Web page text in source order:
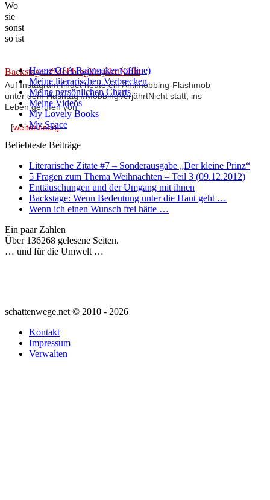
Backstage: #MobbingVerjährtNicht
Auf Instagram findet heute ein Antimobbing-Flashmob
unter dem Hashtag #MobbingVerjährtNicht statt, ins
Leben gerufen von
[weiterlesen]
Wo
sie
sonst
so ist
Home Of A Rainmaker (offline)
Meine literarischen Verbrechen
Meine persönlichen Charts
Meine Videos
My Lovely Books
My Space
Beliebteste Beiträge
Literarische Zitate #7 – Sonderausgabe „Der kleine Prinz“
5 Fragen zum Thema Weihnachten – Teil 3 (09.12.2012)
Enttäuschungen und der Umgang mit ihnen
Backstage: Wenn Bedeutung unter die Haut geht …
Wenn ich einen Wunsch frei hätte …
Ein paar Zahlen
Über 136268 gelesene Seiten.
… und für die Umwelt …
schattenwege.net © 2010 - 2026
Kontakt
Impressum
Verwalten